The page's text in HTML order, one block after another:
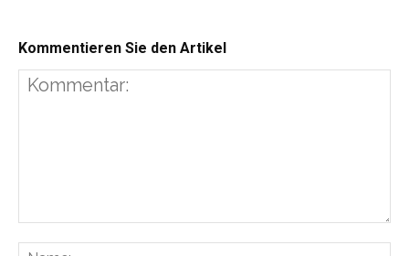
Kommentieren Sie den Artikel